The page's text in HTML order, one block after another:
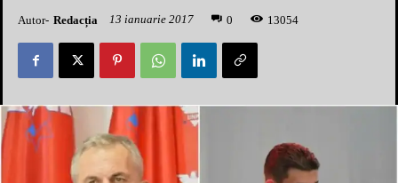
Autor- Redacția 13 ianuarie 2017 0 1 3054